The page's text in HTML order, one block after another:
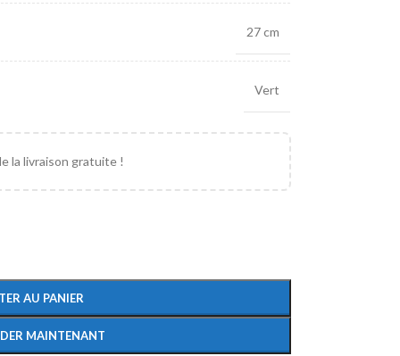
27 cm
Vert
la livraison gratuite !
AU PANIER
MAINTENANT